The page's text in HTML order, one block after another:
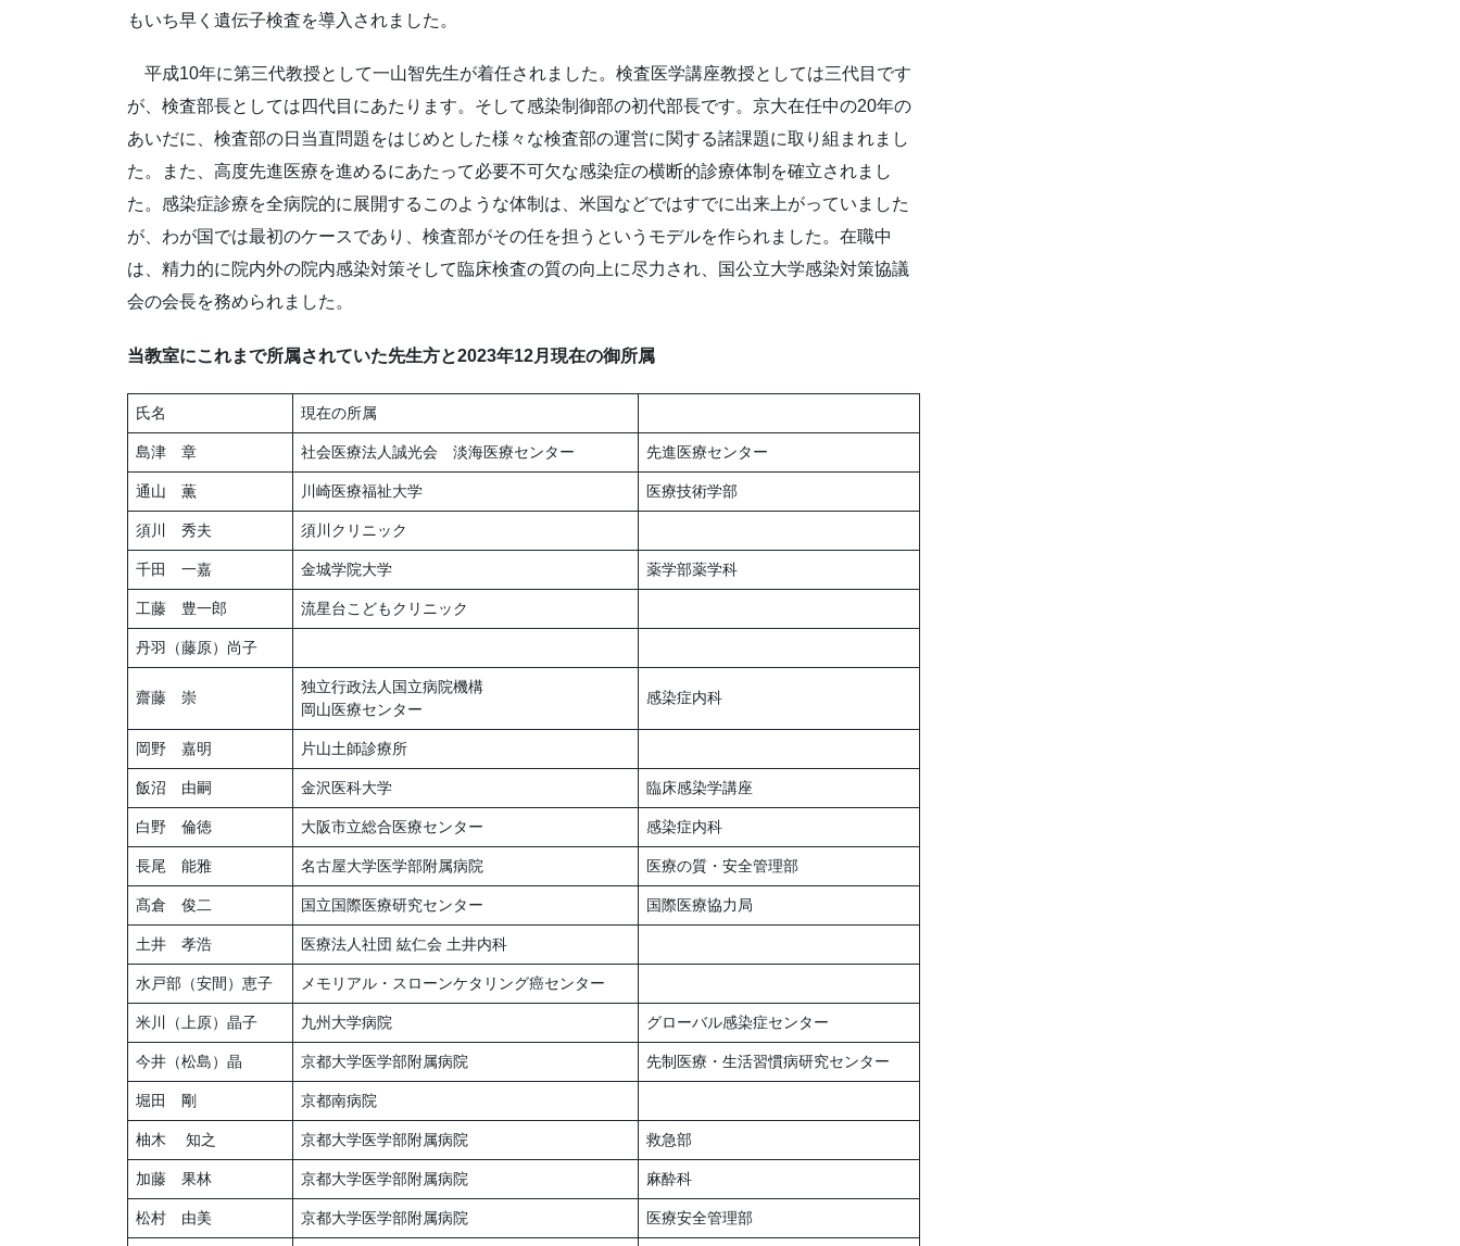
もいち早く遺伝子検査を導入されました。
平成10年に第三代教授として一山智先生が着任されました。検査医学講座教授としては三代目です
が、検査部長としては四代目にあたります。そして感染制御部の初代部長です。京大在任中の20年の
あいだに、検査部の日当直問題をはじめとした様々な検査部の運営に関する諸課題に取り組まれまし
た。また、高度先進医療を進めるにあたって必要不可欠な感染症の横断的診療体制を確立されまし
た。感染症診療を全病院的に展開するこのような体制は、米国などではすでに出来上がっていました
が、わが国では最初のケースであり、検査部がその任を担うというモデルを作られました。在職中
は、精力的に院内外の院内感染対策そして臨床検査の質の向上に尽力され、国公立大学感染対策協議
会の会長を務められました。
当教室にこれまで所属されていた先生方と2023年12月現在の御所属
氏名 現在の所属
島津 章 社会医療法人誠光会 淡海医療センター 先進医療センター
通山 薫 川崎医療福祉大学 医療技術学部
須川 秀夫 須川クリニック
千田 一嘉 金城学院大学 薬学部薬学科
工藤 豊一郎 流星台こどもクリニック
丹羽（藤原）尚子
齋藤 崇
独立行政法人国立病院機構
岡山医療センター
感染症内科
岡野 嘉明 片山土師診療所
飯沼 由嗣 金沢医科大学 臨床感染学講座
白野 倫徳 大阪市立総合医療センター 感染症内科
長尾 能雅 名古屋大学医学部附属病院 医療の質・安全管理部
髙倉 俊二 国立国際医療研究センター 国際医療協力局
土井 孝浩 医療法人社団 紘仁会 土井内科
水戸部（安間）恵子 メモリアル・スローンケタリング癌センター
米川（上原）晶子 九州大学病院 グローバル感染症センター
今井（松島）晶 京都大学医学部附属病院 先制医療・生活習慣病研究センター
堀田 剛 京都南病院
柚木 知之 京都大学医学部附属病院 救急部
加藤 果林 京都大学医学部附属病院 麻酔科
松村 由美 京都大学医学部附属病院 医療安全管理部